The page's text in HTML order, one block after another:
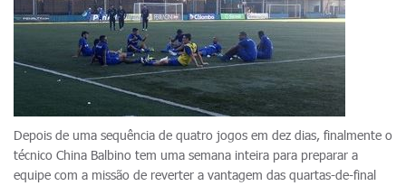
Depois de uma sequência de quatro jogos em dez dias, finalmente o
técnico China Balbino tem uma semana inteira para preparar a
equipe com a missão de reverter a vantagem das quartas-de-final